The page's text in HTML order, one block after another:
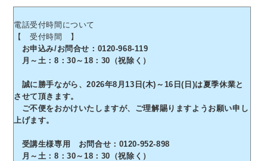
電話受付時間について
【 受付時間 】
お申込み/お問合せ：0120-968-119
月～土：8：30～18：30（祝除く）
誠に勝手ながら、2026年8月13日(木)～16日(日)は夏季休業と
させて頂きます。
ご不便をおかけいたしますが、ご理解賜りますようお願い申し
上げます。
受講生様専用 お問合せ：0120-952-898
月～土：8：30～18：30（祝除く）